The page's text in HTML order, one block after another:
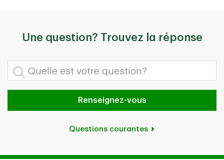
Une question? Trouvez la réponse
Quelle est votre question?
Renseignez-vous
Questions courantes